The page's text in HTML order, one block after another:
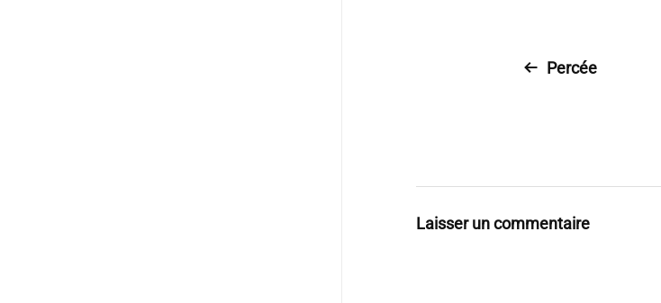
Percée
Laisser un commentaire